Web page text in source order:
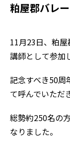
粕屋郡バレ
11月23日、粕
講師として参加
記念すべき50周
て呼んでいただ
総勢約250名の
なりました。